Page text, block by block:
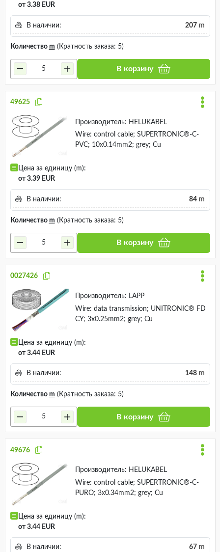
от 3.38 EUR
В наличии: 207m
Количество m (Кратность заказа: 5)
В корзину
49625
Производитель: HELUKABEL
Wire: control cable; SUPERTRONIC®-C-
PVC; 10x0.14mm2; grey; Cu
Цена за единицу (m):
от 3.39 EUR
В наличии: 84m
Количество m (Кратность заказа: 5)
В корзину
0027426
Производитель: LAPP
Wire: data transmission; UNITRONIC® FD
CY; 3x0.25mm2; grey; Cu
Цена за единицу (m):
от 3.44 EUR
В наличии: 148m
Количество m (Кратность заказа: 5)
В корзину
49676
Производитель: HELUKABEL
Wire: control cable; SUPERTRONIC®-C-
PURO; 3x0.34mm2; grey; Cu
Цена за единицу (m):
от 3.44 EUR
В наличии: 67m